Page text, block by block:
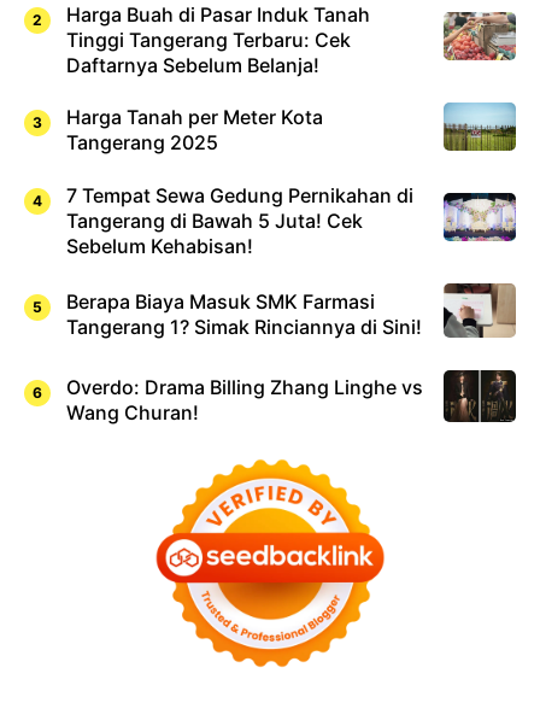
Harga Buah di Pasar Induk Tanah
Tinggi Tangerang Terbaru: Cek
Daftarnya Sebelum Belanja!
Harga Tanah per Meter Kota
Tangerang 2025
7 Tempat Sewa Gedung Pernikahan di
Tangerang di Bawah 5 Juta! Cek
Sebelum Kehabisan!
Berapa Biaya Masuk SMK Farmasi
Tangerang 1? Simak Rinciannya di Sini!
Overdo: Drama Billing Zhang Linghe vs
Wang Churan!